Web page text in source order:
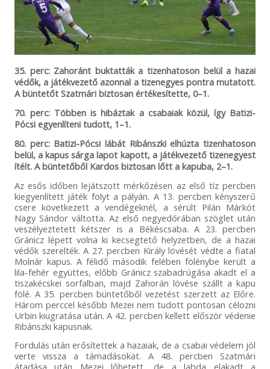
35. perc: Zahoránt buktatták a tizenhatoson belül a hazai
védők, a játékvezető azonnal a tizenegyes pontra mutatott.
A büntetőt Szatmári biztosan értékesítette, 0–1.
70. perc: Többen is hibáztak a csabaiak közül, így Batizi-
Pócsi egyenlíteni tudott, 1–1.
80. perc: Batizi-Pócsi lábát Ribánszki elhúzta tizenhatoson
belül, a kapus sárga lapot kapott, a játékvezető tizenegyest
ítélt. A büntetőből Kardos biztosan lőtt a kapuba, 2–1.
Az esős időben lejátszott mérkőzésen az első tíz percben
kiegyenlített játék folyt a pályán. A 13. percben kényszerű
csere következett a vendégeknél, a sérült Pilán Márkót
Nagy Sándor váltotta. Az első negyedórában szöglet után
veszélyeztetett kétszer is a Békéscsaba. A 23. percben
Gránicz lépett volna ki kecsegtető helyzetben, de a hazai
védők szerelték. A 27. percben Király lövését védte a fiatal
Molnár kapus. A félidő második felében fölénybe került a
lila-fehér együttes, előbb Gránicz szabadrúgása akadt el a
tiszakécskei sorfalban, majd Zahorán lövése szállt a kapu
fölé. A 35. percben büntetőből vezetést szerzett az Előre.
Három perccel később Mezei nem tudott pontosan célozni
Urbin kiugratása után. A 42. percben kellett először védenie
Ribánszki kapusnak.
Fordulás után erősítettek a hazaiak, de a csabai védelem jól
verte vissza a támadásokat. A 48. percben Szatmári